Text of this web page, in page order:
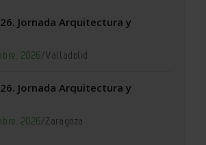
Jornada Arquitectura y
2026/Valladolid
Jornada Arquitectura y
2026/Zaragoza